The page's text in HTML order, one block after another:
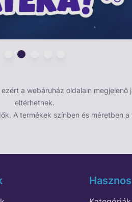
a webáruház oldalain
eltérhetnek.
A termékek színben és méretben